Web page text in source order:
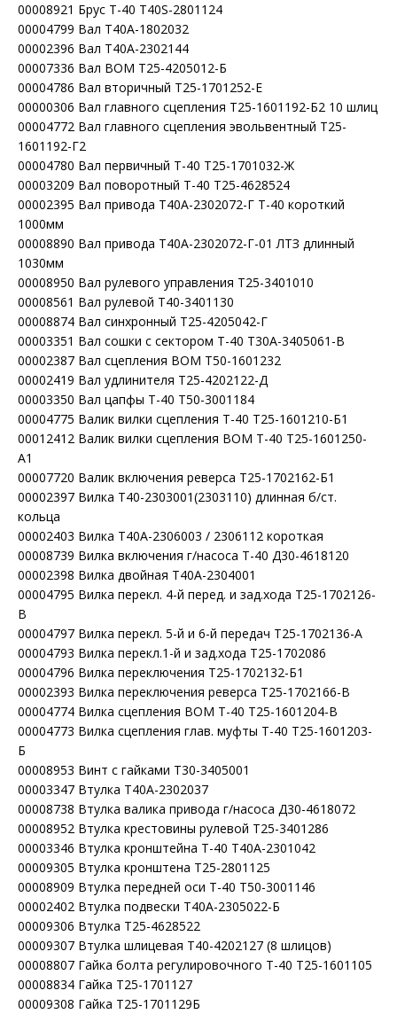
00008921 Брус Т-40 Т40S-2801124
00004799 Вал Т40А-1802032
00002396 Вал Т40А-2302144
00007336 Вал ВОМ Т25-4205012-Б
00004786 Вал вторичный Т25-1701252-Е
00000306 Вал главного сцепления Т25-1601192-Б2 10 шлиц
00004772 Вал главного сцепления эвольвентный Т25-
1601192-Г2
00004780 Вал первичный Т-40 Т25-1701032-Ж
00003209 Вал поворотный Т-40 Т25-4628524
00002395 Вал привода Т40А-2302072-Г Т-40 короткий
1000мм
00008890 Вал привода Т40А-2302072-Г-01 ЛТЗ длинный
1030мм
00008950 Вал рулевого управления Т25-3401010
00008561 Вал рулевой Т40-3401130
00008874 Вал синхронный Т25-4205042-Г
00003351 Вал сошки с сектором Т-40 Т30А-3405061-В
00002387 Вал сцепления ВОМ Т50-1601232
00002419 Вал удлинителя Т25-4202122-Д
00003350 Вал цапфы Т-40 Т50-3001184
00004775 Валик вилки сцепления Т-40 Т25-1601210-Б1
00012412 Валик вилки сцепления ВОМ Т-40 Т25-1601250-
А1
00007720 Валик включения реверса Т25-1702162-Б1
00002397 Вилка Т40-2303001(2303110) длинная б/ст.
кольца
00002403 Вилка Т40А-2306003 / 2306112 короткая
00008739 Вилка включения г/насоса Т-40 Д30-4618120
00002398 Вилка двойная Т40А-2304001
00004795 Вилка перекл. 4-й перед. и зад.хода Т25-1702126-
В
00004797 Вилка перекл. 5-й и 6-й передач Т25-1702136-А
00004793 Вилка перекл.1-й и зад.хода Т25-1702086
00004796 Вилка переключения Т25-1702132-Б1
00002393 Вилка переключения реверса Т25-1702166-В
00004774 Вилка сцепления ВОМ Т-40 Т25-1601204-В
00004773 Вилка сцепления глав. муфты Т-40 Т25-1601203-
Б
00008953 Винт с гайками Т30-3405001
00003347 Втулка Т40А-2302037
00008738 Втулка валика привода г/насоса Д30-4618072
00008952 Втулка крестовины рулевой Т25-3401286
00003346 Втулка кронштейна Т-40 Т40А-2301042
00009305 Втулка кронштена Т25-2801125
00008909 Втулка передней оси Т-40 Т50-3001146
00002402 Втулка подвески Т40А-2305022-Б
00009306 Втулка Т25-4628522
00009307 Втулка шлицевая Т40-4202127 (8 шлицов)
00008807 Гайка болта регулировочного Т-40 Т25-1601105
00008834 Гайка Т25-1701127
00009308 Гайка Т25-1701129Б